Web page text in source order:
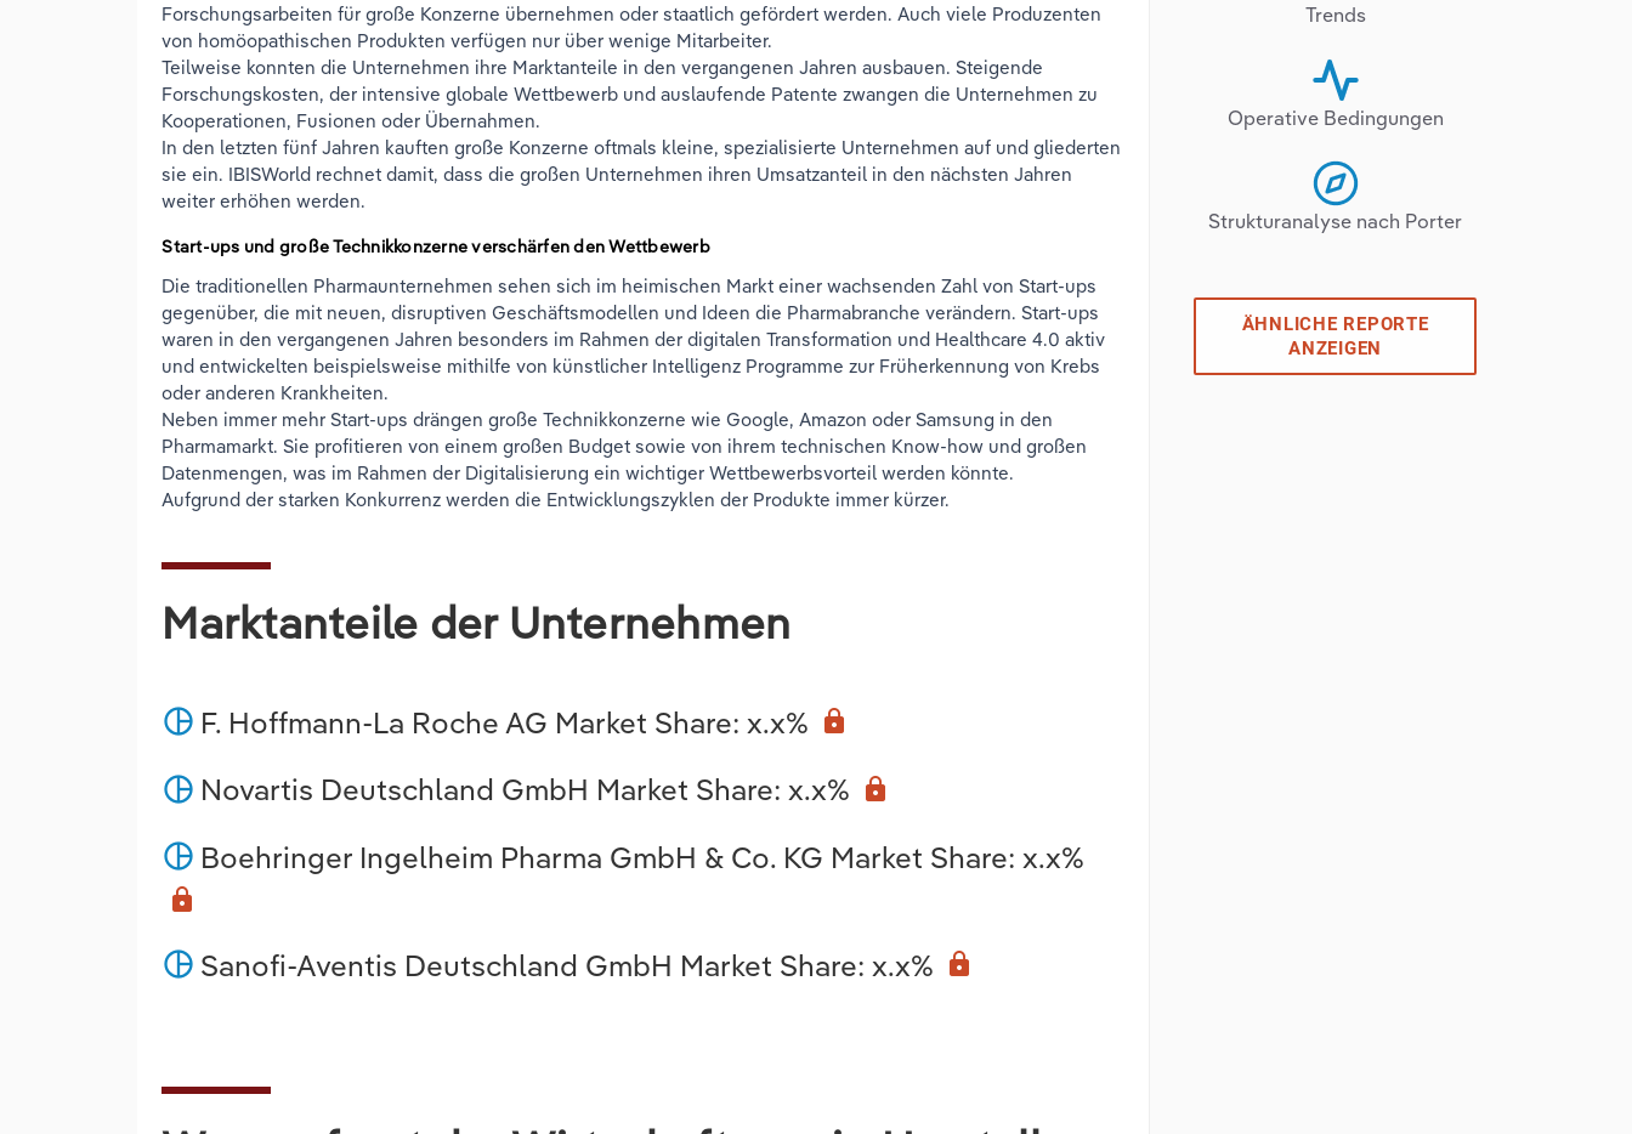
Forschungsarbeiten für große Konzerne übernehmen oder staatlich gefördert werden. Auch viele Produzenten
von homöopathischen Produkten verfügen nur über wenige Mitarbeiter.
Teilweise konnten die Unternehmen ihre Marktanteile in den vergangenen Jahren ausbauen. Steigende
Forschungskosten, der intensive globale Wettbewerb und auslaufende Patente zwangen die Unternehmen zu
Kooperationen, Fusionen oder Übernahmen.
In den letzten fünf Jahren kauften große Konzerne oftmals kleine, spezialisierte Unternehmen auf und gliederten
sie ein. IBISWorld rechnet damit, dass die großen Unternehmen ihren Umsatzanteil in den nächsten Jahren
weiter erhöhen werden.
Start-ups und große Technikkonzerne verschärfen den Wettbewerb
Die traditionellen Pharmaunternehmen sehen sich im heimischen Markt einer wachsenden Zahl von Start-ups
gegenüber, die mit neuen, disruptiven Geschäftsmodellen und Ideen die Pharmabranche verändern. Start-ups
waren in den vergangenen Jahren besonders im Rahmen der digitalen Transformation und Healthcare 4.0 aktiv
und entwickelten beispielsweise mithilfe von künstlicher Intelligenz Programme zur Früherkennung von Krebs
oder anderen Krankheiten.
Neben immer mehr Start-ups drängen große Technikkonzerne wie Google, Amazon oder Samsung in den
Pharmamarkt. Sie profitieren von einem großen Budget sowie von ihrem technischen Know-how und großen
Datenmengen, was im Rahmen der Digitalisierung ein wichtiger Wettbewerbsvorteil werden könnte.
Aufgrund der starken Konkurrenz werden die Entwicklungszyklen der Produkte immer kürzer.
Marktanteile der Unternehmen
pie_chart F. Hoffmann-La Roche AG Market Share: x.x% lock
pie_chart Novartis Deutschland GmbH Market Share: x.x% lock
pie_chart Boehringer Ingelheim Pharma GmbH & Co. KG Market Share: x.x%
lock
pie_chart Sanofi-Aventis Deutschland GmbH Market Share: x.x% lock
Trends
Operative Bedingungen
Strukturanalyse nach Porter
ÄHNLICHE REPORTE
ANZEIGEN